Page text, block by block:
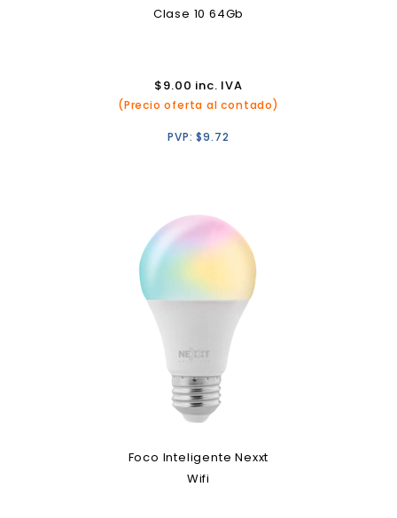
Clase 10 64Gb
$9.00 inc. IVA
(Precio oferta al contado)
PVP:$9.72
Foco Inteligente Nexxt
Wifi